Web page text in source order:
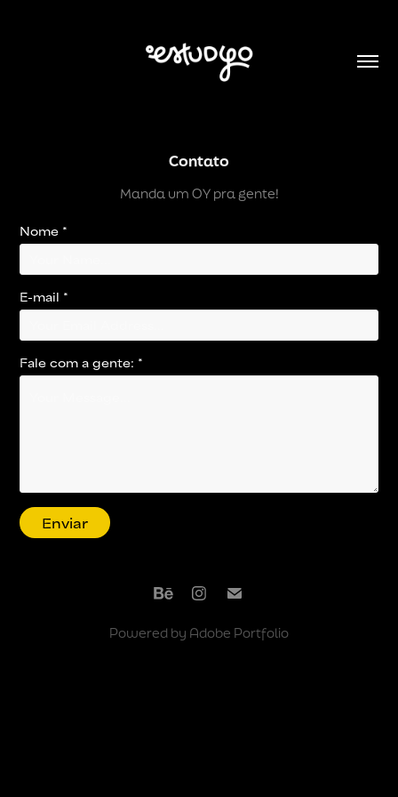
Contato
Manda um OY pra gente!
Nome *
E-mail *
Fale com a gente: *
Enviar
Powered by Adobe Portfolio